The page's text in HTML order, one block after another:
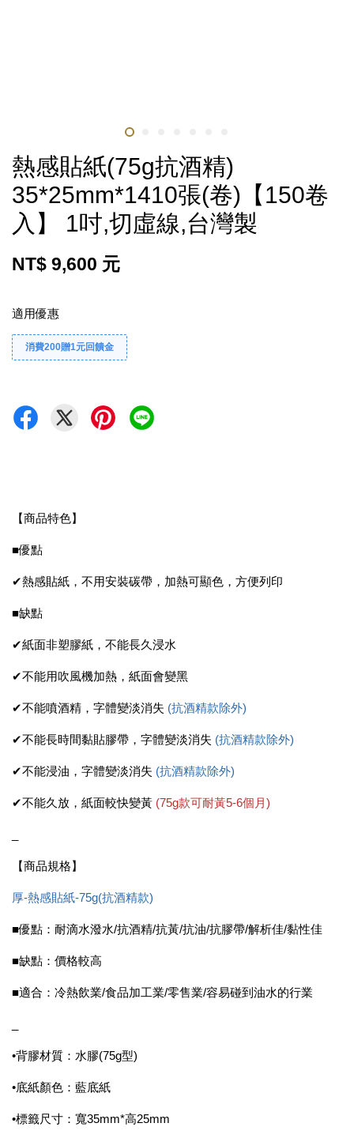
熱感貼紙(75g抗酒精)
35*25mm*1410張(卷)【150卷
入】 1吋,切虛線,台灣製
NT$ 9,600 元
適用優惠
消費200贈1元回饋金
【商品特色】
■優點
✔熱感貼紙，不用安裝碳帶，加熱可顯色，方便列印
■缺點
✔紙面非塑膠紙，不能長久浸水
✔不能用吹風機加熱，紙面會變黑
✔不能噴酒精，字體變淡消失 (抗酒精款除外)
✔不能長時間黏貼膠帶，字體變淡消失 (抗酒精款除外)
✔不能浸油，字體變淡消失 (抗酒精款除外)
✔不能久放，紙面較快變黃 (75g款可耐黃5-6個月)
【商品規格】
厚-熱感貼紙-75g(抗酒精款)
■優點：耐滴水潑水/抗酒精/抗黃/抗油/抗膠帶/解析佳/黏性佳
■缺點：價格較高
■適合：冷熱飲業/食品加工業/零售業/容易碰到油水的行業
•背膠材質：水膠(75g型)
•底紙顏色：藍底紙
•標籤尺寸：寬35mm*高25mm